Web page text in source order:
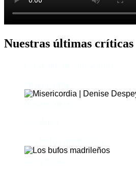
Nuestras últimas críticas